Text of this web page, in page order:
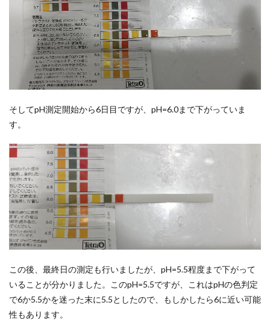
そしてpH測定開始から6日目ですが、pH=6.0まで下がっていま
す。
この後、最終日の測定も行いましたが、pH=5.5程度まで下がって
いることが分かりました。このpH=5.5ですが、これはpHの色判定
で6か5.5かを迷った末に5.5としたので、もしかしたら6に近い可能
性もあります。